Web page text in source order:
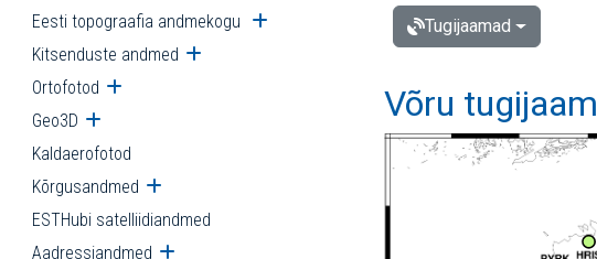
Eesti topograafia andmekogu Ava alammenüü
Kitsenduste andmed Ava alammenüü
Ortofotod Ava alammenüü
Geo3D Ava alammenüü
Kaldaerofotod
Kõrgusandmed Ava alammenüü
ESTHubi satelliidiandmed
Aadressiandmed Ava alammenüü
Tugijaamad
Võru tugijaam